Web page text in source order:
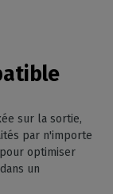
sur la sortie,
par n'importe
optimiser
un